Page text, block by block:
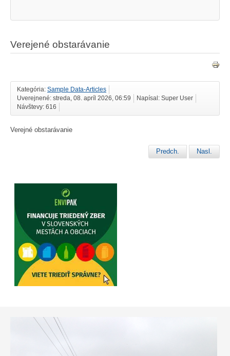
Verejené obstarávanie
Kategória: Sample Data-Articles
Uverejnené: streda, 08. apríl 2026, 06:59
Napísal: Super User
Návštevy: 616
Verejné obstarávanie
Predch. Nasl.